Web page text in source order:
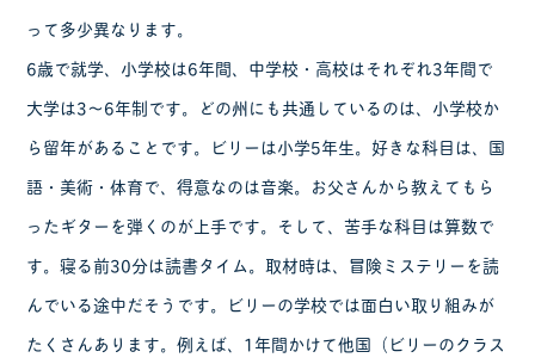
って多少異なります。
6歳で就学、小学校は6年間、中学校・高校はそれぞれ3年間で
大学は3〜6年制です。どの州にも共通しているのは、小学校か
ら留年があることです。ビリーは小学5年生。好きな科目は、国
語・美術・体育で、得意なのは音楽。お父さんから教えてもら
ったギターを弾くのが上手です。そして、苦手な科目は算数で
す。寝る前30分は読書タイム。取材時は、冒険ミステリーを読
んでいる途中だそうです。ビリーの学校では面白い取り組みが
たくさんあります。例えば、1年間かけて他国（ビリーのクラス